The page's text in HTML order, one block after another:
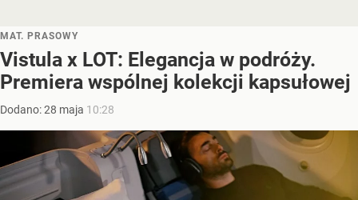
MAT. PRASOWY
Vistula x LOT: Elegancja w podróży.
Premiera wspólnej kolekcji kapsułowej
Dodano:28 maja 10:28